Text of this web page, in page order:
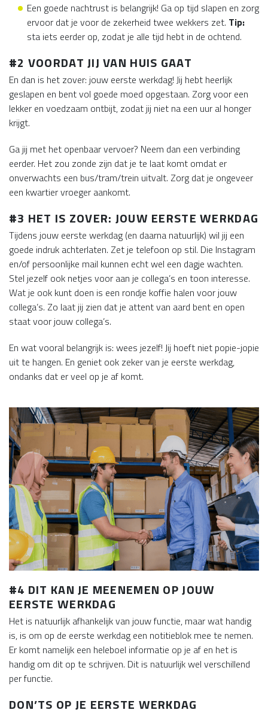
Een goede nachtrust is belangrijk! Ga op tijd slapen en zorg
ervoor dat je voor de zekerheid twee wekkers zet. Tip:
sta iets eerder op, zodat je alle tijd hebt in de ochtend.
#2 VOORDAT JIJ VAN HUIS GAAT
En dan is het zover: jouw eerste werkdag! Jij hebt heerlijk
geslapen en bent vol goede moed opgestaan. Zorg voor een
lekker en voedzaam ontbijt, zodat jij niet na een uur al honger
krijgt.
Ga jij met het openbaar vervoer? Neem dan een verbinding
eerder. Het zou zonde zijn dat je te laat komt omdat er
onverwachts een bus/tram/trein uitvalt. Zorg dat je ongeveer
een kwartier vroeger aankomt.
#3 HET IS ZOVER: JOUW EERSTE WERKDAG
Tijdens jouw eerste werkdag (en daarna natuurlijk) wil jij een
goede indruk achterlaten. Zet je telefoon op stil. Die Instagram
en/of persoonlijke mail kunnen echt wel een dagje wachten.
Stel jezelf ook netjes voor aan je collega’s en toon interesse.
Wat je ook kunt doen is een rondje koffie halen voor jouw
collega’s. Zo laat jij zien dat je attent van aard bent en open
staat voor jouw collega’s.
En wat vooral belangrijk is: wees jezelf! Jij hoeft niet popie-jopie
uit te hangen. En geniet ook zeker van je eerste werkdag,
ondanks dat er veel op je af komt.
#4 DIT KAN JE MEENEMEN OP JOUW
EERSTE WERKDAG
Het is natuurlijk afhankelijk van jouw functie, maar wat handig
is, is om op de eerste werkdag een notitieblok mee te nemen.
Er komt namelijk een heleboel informatie op je af en het is
handig om dit op te schrijven. Dit is natuurlijk wel verschillend
per functie.
DON’TS OP JE EERSTE WERKDAG